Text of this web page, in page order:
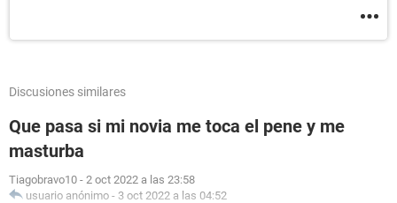
Discusiones similares
Que pasa si mi novia me toca el pene y me
masturba
Tiagobravo10 - 2 oct 2022 a las 23:58
usuario anónimo - 3 oct 2022 a las 04:52